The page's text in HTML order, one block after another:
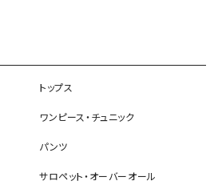
トップス
ワンピース・チュニック
パンツ
サロペット・オーバーオール